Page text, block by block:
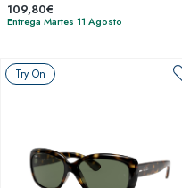
109,80€
Entrega Martes 11 Agosto
Try On